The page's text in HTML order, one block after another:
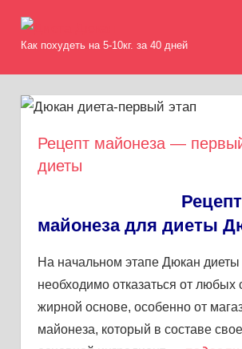
Как похудеть на 5-10кг. за 40 дней
Рецепт майонеза —
диеты
Рецепт
майонеза для диеты
На начальном этапе Дюкан диеты
необходимо отказаться от любых
жирной основе, особенно от
майонеза, который в составе